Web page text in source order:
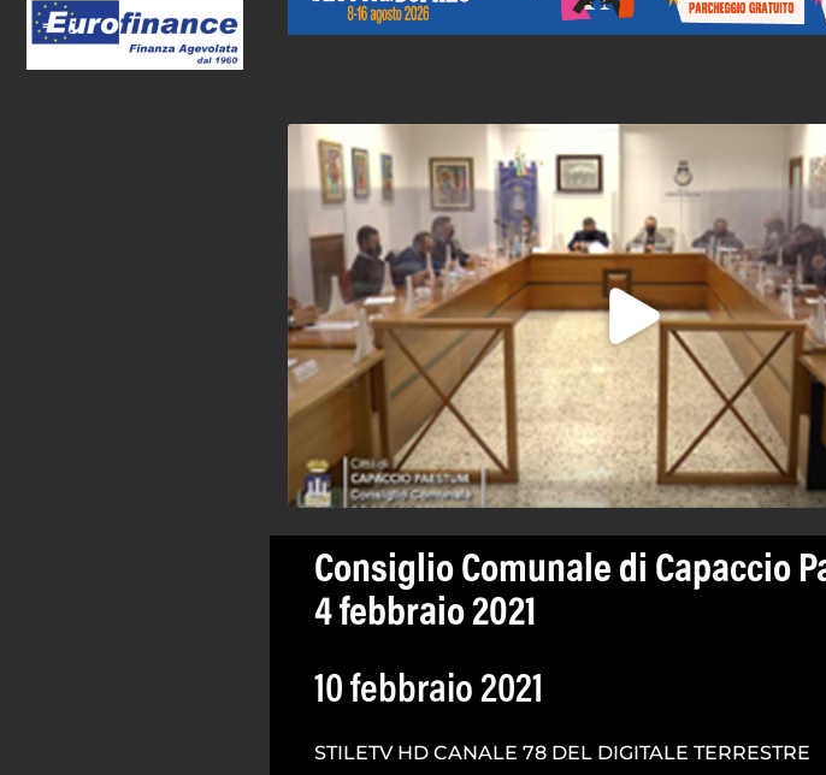
Consiglio Comunale di Capaccio
4 febbraio 2021
10 febbraio 2021
STILETV HD CANALE 78 DEL DIGITALE TERRESTRE